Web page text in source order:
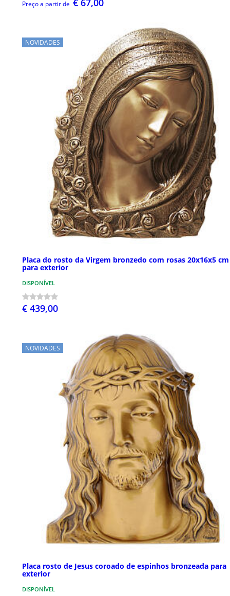
Preço a partir de
NOVIDADES
Placa do rosto da Virgem bronzedo com rosas 20x16x5 cm
para exterior
DISPONÍVEL
€ 439,00
NOVIDADES
Placa rosto de Jesus coroado de espinhos bronzeada para
exterior
DISPONÍVEL